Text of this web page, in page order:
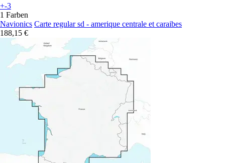
+-3
1 Farben
Navionics Carte regular sd - amerique centrale et caraibes
188,15 €